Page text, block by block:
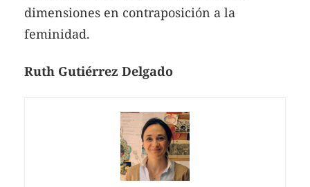
dimensiones en contraposición a la
feminidad.
Ruth Gutiérrez Delgado